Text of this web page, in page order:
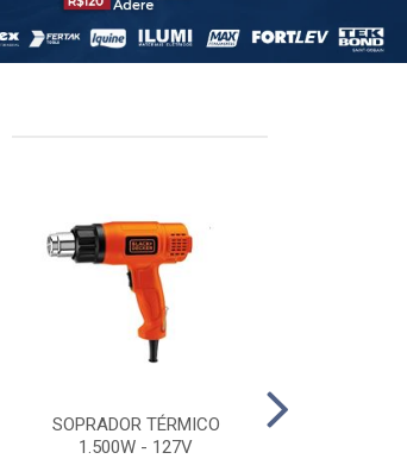
SOPRADOR TÉRMICO
1.500W - 127V